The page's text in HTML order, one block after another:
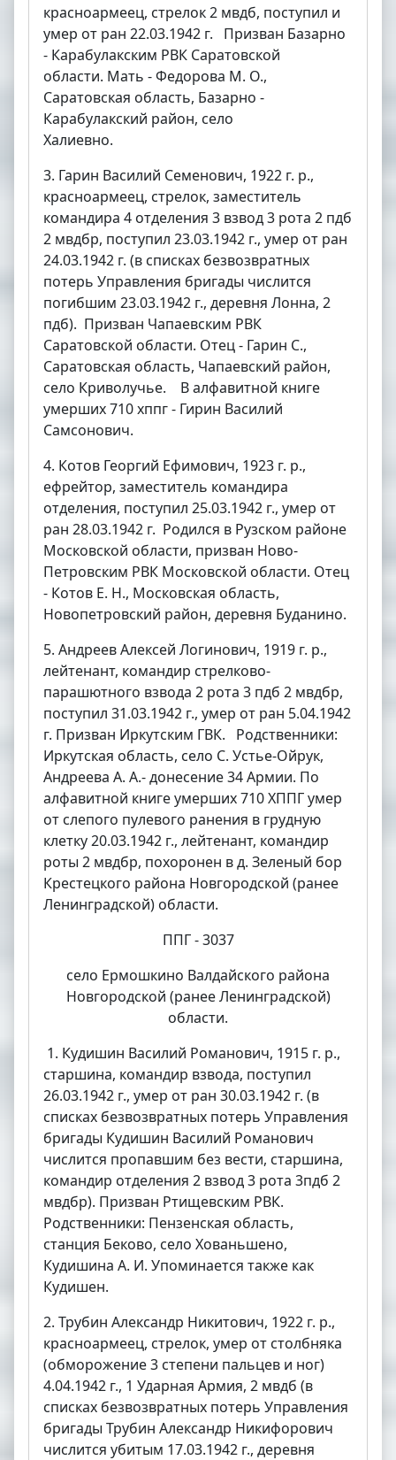
красноармеец, стрелок 2 мвдб, поступил и
умер от ран 22.03.1942 г. Призван Базарно
- Карабулакским РВК Саратовской
области. Мать - Федорова М. О.,
Саратовская область, Базарно -
Карабулакский район, село
Халиевно.
3. Гарин Василий Семенович, 1922 г. р.,
красноармеец, стрелок, заместитель
командира 4 отделения 3 взвод 3 рота 2 пдб
2 мвдбр, поступил 23.03.1942 г., умер от ран
24.03.1942 г. (в списках безвозвратных
потерь Управления бригады числится
погибшим 23.03.1942 г., деревня Лонна, 2
пдб). Призван Чапаевским РВК
Саратовской области. Отец - Гарин С.,
Саратовская область, Чапаевский район,
село Криволучье. В алфавитной книге
умерших 710 хппг - Гирин Василий
Самсонович.
4. Котов Георгий Ефимович, 1923 г. р.,
ефрейтор, заместитель командира
отделения, поступил 25.03.1942 г., умер от
ран 28.03.1942 г. Родился в Рузском районе
Московской области, призван Ново-
Петровским РВК Московской области. Отец
- Котов Е. Н., Московская область,
Новопетровский район, деревня Буданино.
5. Андреев Алексей Логинович, 1919 г. р.,
лейтенант, командир стрелково-
парашютного взвода 2 рота 3 пдб 2 мвдбр,
поступил 31.03.1942 г., умер от ран 5.04.1942
г. Призван Иркутским ГВК. Родственники:
Иркутская область, село С. Устье-Ойрук,
Андреева А. А.- донесение 34 Армии. По
алфавитной книге умерших 710 ХППГ умер
от слепого пулевого ранения в грудную
клетку 20.03.1942 г., лейтенант, командир
роты 2 мвдбр, похоронен в д. Зеленый бор
Крестецкого района Новгородской (ранее
Ленинградской) области.
ППГ - 3037
село Ермошкино Валдайского района
Новгородской (ранее Ленинградской)
области.
1. Кудишин Василий Романович, 1915 г. р.,
старшина, командир взвода, поступил
26.03.1942 г., умер от ран 30.03.1942 г. (в
списках безвозвратных потерь Управления
бригады Кудишин Василий Романович
числится пропавшим без вести, старшина,
командир отделения 2 взвод 3 рота 3пдб 2
мвдбр). Призван Ртищевским РВК.
Родственники: Пензенская область,
станция Беково, село Хованьшено,
Кудишина А. И. Упоминается также как
Кудишен.
2. Трубин Александр Никитович, 1922 г. р.,
красноармеец, стрелок, умер от столбняка
(обморожение 3 степени пальцев и ног)
4.04.1942 г., 1 Ударная Армия, 2 мвдб (в
списках безвозвратных потерь Управления
бригады Трубин Александр Никифорович
числится убитым 17.03.1942 г., деревня